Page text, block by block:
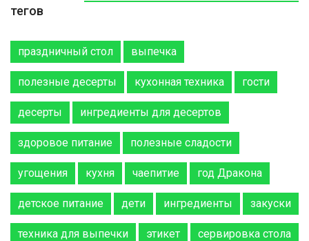
тегов
праздничный стол выпечка
полезные десерты кухонная техника гости
десерты ингредиенты для десертов
здоровое питание полезные сладости
угощения кухня чаепитие год Дракона
детское питание дети ингредиенты закуски
техника для выпечки этикет сервировка стола